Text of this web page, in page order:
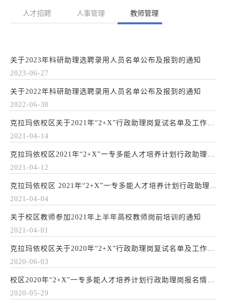
人才招聘 人事管理 教师管理
关于2023年科研助理选聘录用人员名单公布及报到的通知
2023-06-27
关于2022年科研助理选聘录用人员名单公布及报到的通知
2022-06-30
克拉玛依校区关于2021年“2+X”行政助理岗复试名单及工作安排的通知
2021-04-14
克拉玛依校区2021年“2+X”一专多能人才培养计划行政助理岗报名情况公布
2021-04-12
克拉玛依校区 2021年“2+X”一专多能人才培养计划行政助理岗复试细则
2021-04-04
关于校区教师参加2021年上半年高校教师岗前培训的通知
2021-04-01
克拉玛依校区关于2020年“2+X”行政助理岗复试名单及工作安排的通知
2020-06-03
校区2020年“2+X”一专多能人才培养计划行政助理岗报名情况公布
2020-05-29